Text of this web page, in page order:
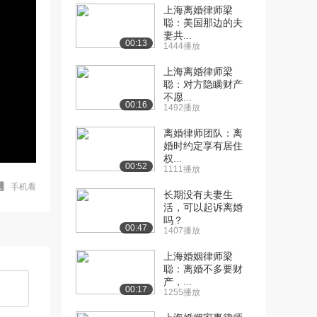
手机看
00:13
上海离婚律师梁
聪：美国那边的夫
妻共...
1444播放
00:16
上海离婚律师梁
聪：对方隐瞒财产
不愿...
1492播放
00:52
离婚律师团队：离
婚时约定享有居住
权...
1111播放
00:47
长期没有夫妻生
活，可以起诉离婚
吗？
1407播放
00:17
上海婚姻律师梁
聪：离婚不多要财
产，...
1255播放